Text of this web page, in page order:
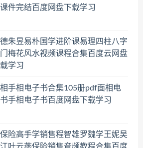
件完结百度网盘下载学习
朱昱易朴国学进阶课易理四柱八字
梅花风水视频课程合集百度云网盘
载学习
手相电子书合集105册pdf面相电
手相电子书百度网盘下载学习
险高手学销售程智雄罗魏学王妮吴
叶云燕保险销售音频教程合集百度